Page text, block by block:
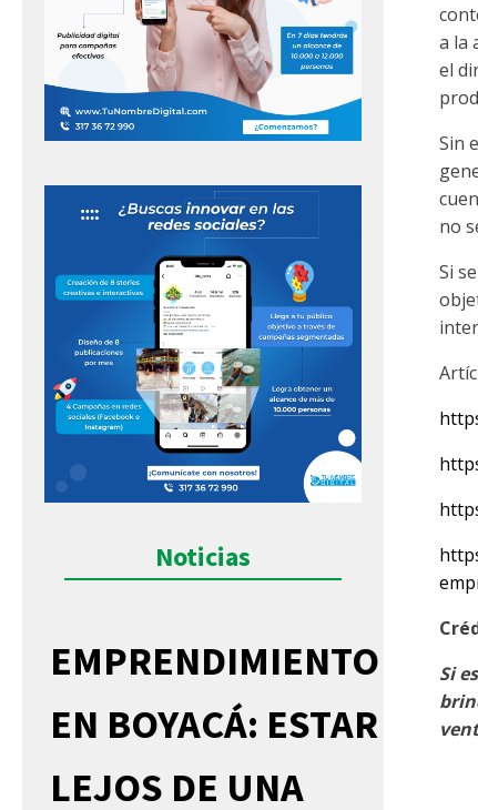
Noticias
EMPRENDIMIENTO
EN BOYACÁ: ESTAR
LEJOS DE UNA
a la
el
Sin
no
Si
Si